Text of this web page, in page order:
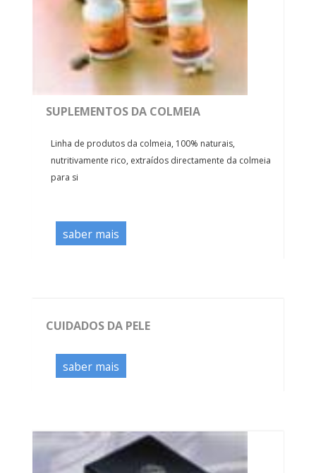
SUPLEMENTOS DA COLMEIA
Linha de produtos da colmeia, 100% naturais,
nutritivamente rico, extraídos directamente da colmeia
para si
saber mais
CUIDADOS DA PELE
saber mais